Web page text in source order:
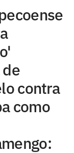
contra
como